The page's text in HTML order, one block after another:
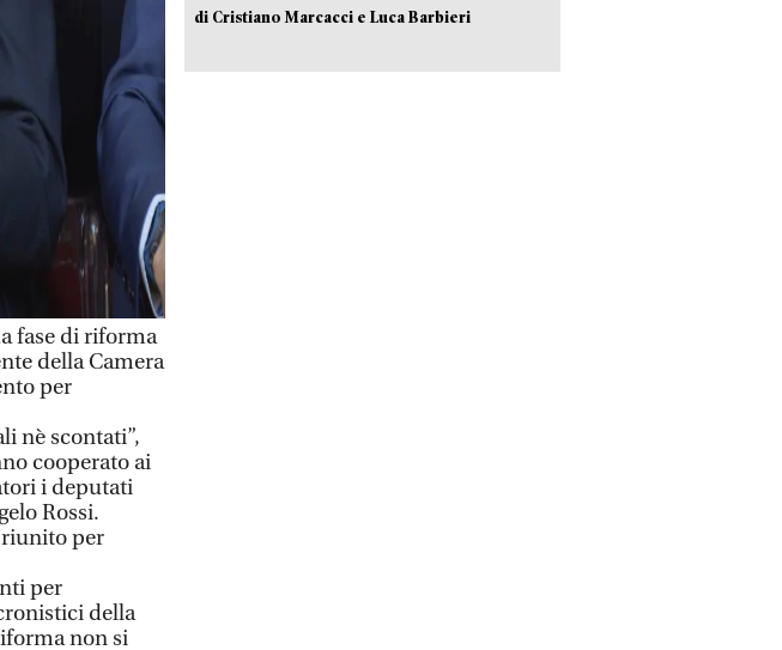
fase di riforma
della Camera
per
nè scontati”,
cooperato ai
i deputati
Rossi.
riunito per
per
della
non si
di Cristiano Marcacci e Luca Barbieri